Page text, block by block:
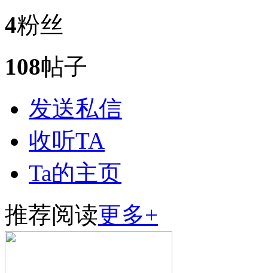
4粉丝
108帖子
发送私信
收听TA
Ta的主页
推荐阅读更多+